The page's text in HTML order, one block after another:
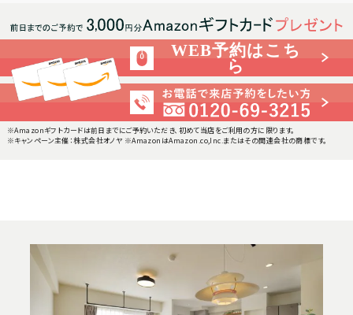
WEB予約はこち
ら
※Amazonギフトカードは前日までにご予約いただき、初めて当店をご利用の方に限ります。
※キャンペーン主催：株式会社オノヤ ※AmazonはAmazon.co,Inc.またはその関連会社の商標です。